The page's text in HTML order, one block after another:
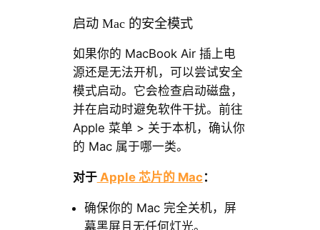
启动 Mac 的安全模式
如果你的 MacBook Air 插上电
源还是无法开机，可以尝试安全
模式启动。它会检查启动磁盘，
并在启动时避免软件干扰。前往
Apple 菜单 > 关于本机，确认你
的 Mac 属于哪一类。
对于Apple 芯片的 Mac ：
确保你的 Mac 完全关机，屏
幕黑屏且无任何灯光。